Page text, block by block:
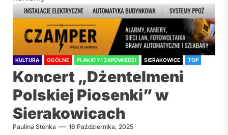
KULTURA OGÓLNE PLAKATY I ZAPOWIEDZI SIERAKOWICE TOP
Koncert „Dżentelmeni
Polskiej Piosenki” w
Sierakowicach
Paulina Stenka 16 Października, 2025